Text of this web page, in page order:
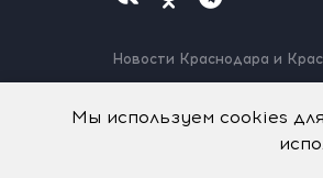
Новости Краснодара и
Нашли ошибку? Выделите и
Мы используем cookies